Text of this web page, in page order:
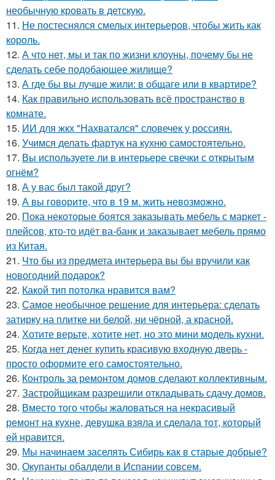
необычную кровать в детскую.
11. Не постеснялся смелых интерьеров, чтобы жить как
король.
12. А что нет, мы и так по жизни клоуны, почему бы не
сделать себе подобающее жилище?
13. А где бы вы лучше жили: в общаге или в квартире?
14. Как правильно использовать всё пространство в
комнате.
15. ИИ для жкх "Нахватался" словечек у россиян.
16. Учимся делать фартук на кухню самостоятельно.
17. Вы используете ли в интерьере свечки с открытым
огнём?
18. А у вас был такой друг?
19. А вы говорите, что в 19 м. жить невозможно.
20. Пока некоторые боятся заказывать мебель с маркет -
плейсов, кто-то идёт ва-банк и заказывает мебель прямо
из Китая.
21. Что бы из предмета интерьера вы бы вручили как
новогодний подарок?
22. Какой тип потолка нравится вам?
23. Самое необычное решение для интерьера: сделать
затирку на плитке ни белой, ни чёрной, а красной.
24. Хотите верьте, хотите нет, но это мини модель кухни.
25. Когда нет денег купить красивую входную дверь -
просто оформите его самостоятельно.
26. Контроль за ремонтом домов сделают коллективным.
27. Застройщикам разрешили откладывать сдачу домов.
28. Вместо того чтобы жаловаться на некрасивый
ремонт на кухне, девушка взяла и сделала тот, который
ей нравится.
29. Мы начинаем заселять Сибирь как в старые добрые?
30. Окупанты обалдели в Испании совсем.